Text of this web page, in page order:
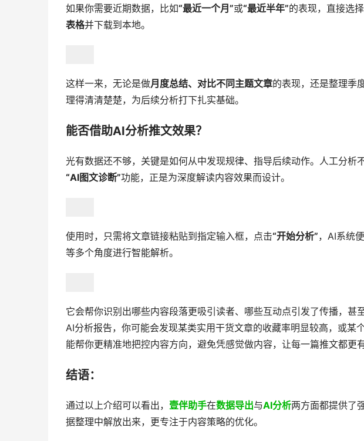
如果你需要近期数据，比如“最近一个月”或“最近半年”的表现，直接选
表格并下载到本地。
这样一来，无论是做月度总结、对比不同主题文章的表现，还是整理季
理得清清楚楚，为后续分析打下扎实基础。
能否借助AI分析推文效果？
光有数据还不够，关键是如何从中发现规律、指导后续动作。人工分析
“AI图文诊断”功能，正是为深度解读内容效果而设计。
使用时，只需将文章链接粘贴到指定输入框，点击“开始分析”，AI系统
等多个角度进行智能解析。
它会帮你识别出哪些内容段落更吸引读者、哪些互动点引发了传播，甚
AI分析报告，你可能会发现某类实用干货文章的收藏率明显较高，或某
能帮你更精准地把控内容方向，避免凭感觉做内容，让每一篇推文都更有
结语：
​通过以上介绍可以看出， 壹伴助手在数据导出与AI分析两方面都提供了
据整理中解放出来，更专注于内容策略的优化。